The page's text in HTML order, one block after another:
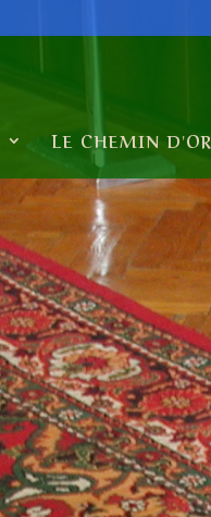
LE CHEMIN D'OR